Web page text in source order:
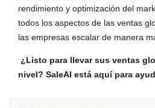
rendimiento y optimización del
todos los aspectos de las ventas
las empresas escalar de manera
¿Listo para llevar sus ventas
nivel? SaleAI está aquí para